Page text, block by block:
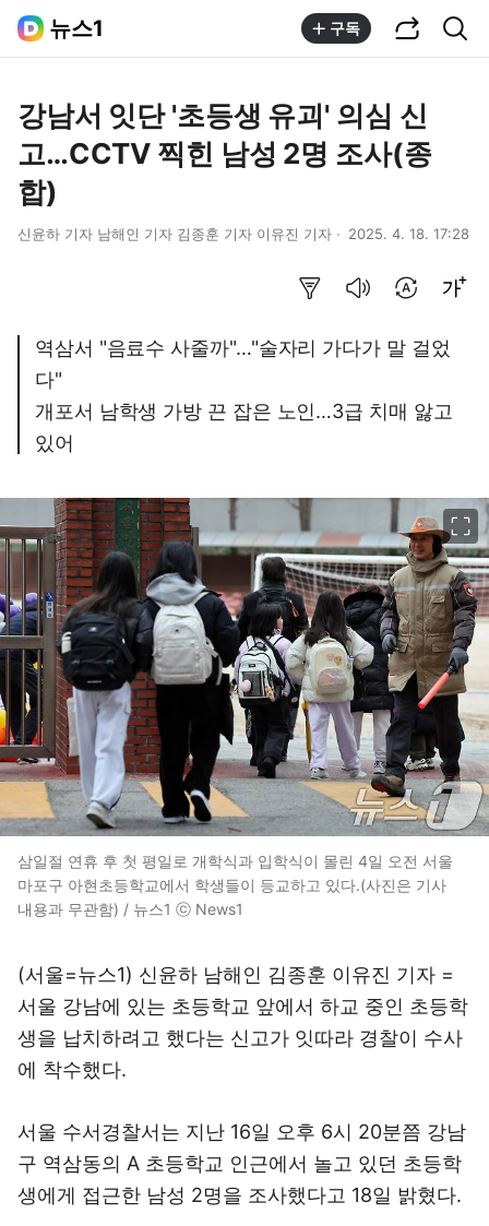
뉴스1 구독
강남서 잇단 '초등생 유괴' 의심 신
고…CCTV 찍힌 남성 2명 조사(종
합)
신윤하 기자 남해인 기자 김종훈 기자 이유진 기자 2025. 4. 18. 17:28
역삼서 "음료수 사줄까"…"술자리 가다가 말 걸었
다"
개포서 남학생 가방 끈 잡은 노인…3급 치매 앓고
있어
삼일절 연휴 후 첫 평일로 개학식과 입학식이 몰린 4일 오전 서울
마포구 아현초등학교에서 학생들이 등교하고 있다.(사진은 기사
내용과 무관함) / 뉴스1 ⓒ News1
(서울=뉴스1) 신윤하 남해인 김종훈 이유진 기자 =
서울 강남에 있는 초등학교 앞에서 하교 중인 초등학
생을 납치하려고 했다는 신고가 잇따라 경찰이 수사
에 착수했다.
서울 수서경찰서는 지난 16일 오후 6시 20분쯤 강남
구 역삼동의 A 초등학교 인근에서 놀고 있던 초등학
생에게 접근한 남성 2명을 조사했다고 18일 밝혔다.